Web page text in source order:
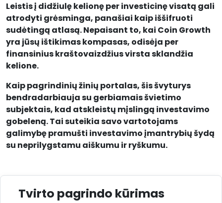
Leistis į didžiulę kelionę per investicinę visatą gali
atrodyti grėsminga, panašiai kaip iššifruoti
sudėtingą atlasą. Nepaisant to, kai Coin Growth
yra jūsų ištikimas kompasas, odisėja per
finansinius kraštovaizdžius virsta sklandžia
kelione.
Kaip pagrindinių žinių portalas, šis švyturys
bendradarbiauja su gerbiamais švietimo
subjektais, kad atskleistų mįslingą investavimo
gobeleną. Tai suteikia savo vartotojams
galimybę pramušti investavimo įmantrybių šydą
su neprilygstamu aiškumu ir ryškumu.
Tvirto pagrindo kūrimas